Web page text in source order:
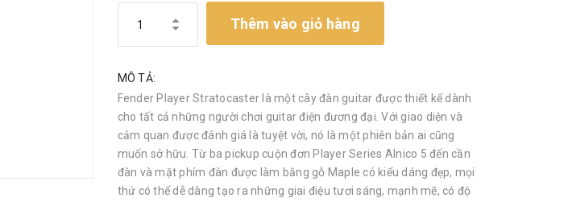
Thêm vào giỏ hàng
MÔ TẢ:
Fender Player Stratocaster là một cây đàn guitar được thiết kế dành
cho tất cả những người chơi guitar điện đương đại. Với giao diện và
cảm quan được đánh giá là tuyệt vời, nó là một phiên bản ai cũng
muốn sở hữu. Từ ba pickup cuộn đơn Player Series Alnico 5 đến cần
đàn và mặt phím đàn được làm bằng gỗ Maple có kiểu dáng đẹp, mọi
thứ có thể dễ dàng tạo ra những giai điệu tươi sáng, mạnh mẽ, có độ